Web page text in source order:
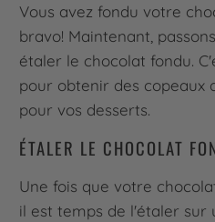
Vous avez fondu votre
bravo! Maintenant,
étaler le chocolat fondu.
pour obtenir des copeaux
pour vos desserts.
ÉTALER LE CHOCOLAT
Une fois que votre
il est temps de l'étaler sur